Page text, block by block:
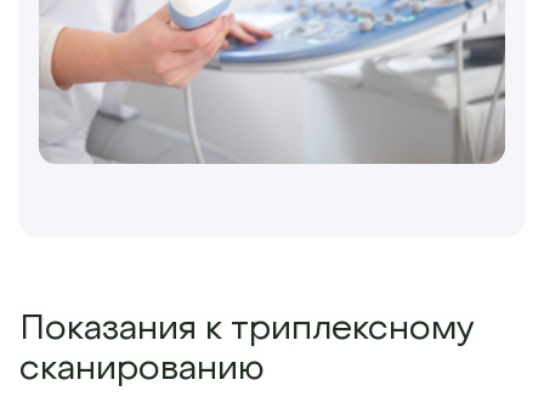
Показания к триплексному
сканированию